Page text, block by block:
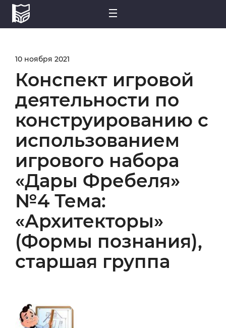
10 ноября 2021
Конспект игровой
деятельности по
конструированию с
использованием
игрового набора
«Дары Фребеля»
№4 Тема:
«Архитекторы»
(Формы познания),
старшая группа